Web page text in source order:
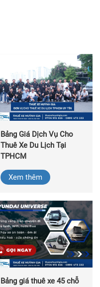
Bảng Giá Dịch Vụ Cho
Thuê Xe Du Lịch Tại
TPHCM
Xem thêm
Bảng giá thuê xe 45 chỗ